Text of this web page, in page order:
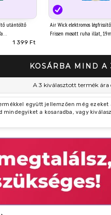
utántöltő
1 399 Ft
Air Wick elektromos
Frissen mosott ruha illat,
KOSÁRBA MIND A
A 3 kiválasztott termék ára
együtt jellemzően még
mindegyiket a kosaradba, vagy